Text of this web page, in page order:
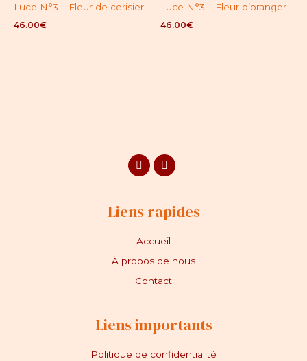
Luce N°3 – Fleur de cerisier
46.00€
Luce N°3 – Fleur d’oranger
46.00€
FacebookInstagram
Liens rapides
Accueil
À propos de nous
Contact
Liens importants
Politique de confidentialité